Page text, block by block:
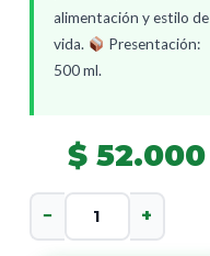
alimentación y estilo de
vida.
Presentación:
500 ml.
$ 52.000
Clorofila
cantidad
− +